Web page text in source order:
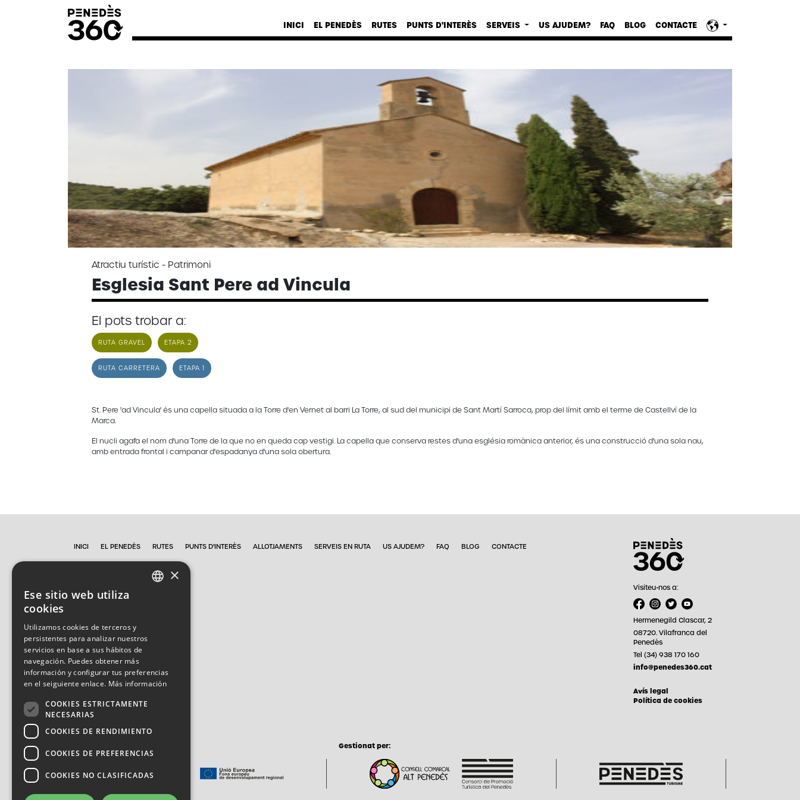
INICI EL PENEDÈS RUTES PUNTS D'INTERÈS SERVEIS US AJUDEM? FAQ BLOG CONTACTE
Atractiu turístic - Patrimoni
Esglesia Sant Pere ad Vincula
El pots trobar a:
RUTA GRAVEL ETAPA 2
RUTA CARRETERA ETAPA 1
St. Pere 'ad Vincula' és una capella situada a la Torre d'en Vernet al barri La Torre, al sud del municipi de Sant Martí Sarroca, prop del límit amb el terme de Castellví de la
Marca.
El nucli agafa el nom d'una Torre de la que no en queda cap vestigi. La capella que conserva restes d'una església romànica anterior, és una construcció d'una sola nau,
amb entrada frontal i campanar d'espadanya d'una sola obertura.
INICI EL PENEDÈS RUTES PUNTS D'INTERÈS ALLOTJAMENTS SERVEIS EN RUTA US AJUDEM? FAQ BLOG CONTACTE
Visiteu-nos a:
Hermenegild Clascar, 2
08720. Vilafranca del
Penedès
Tel (34) 938 170 160
info@penedes360.cat
Avís legal
Política de cookies
Gestionat per:
×
Ese sitio web utiliza
cookies
Utilizamos cookies de terceros y
persistentes para analizar nuestros
servicios en base a sus hábitos de
navegación. Puedes obtener más
información y configurar tus preferencias
en el seiguiente enlace. Más información
COOKIES ESTRICTAMENTE
NECESARIAS
COOKIES DE RENDIMIENTO
COOKIES DE PREFERENCIAS
COOKIES NO CLASIFICADAS